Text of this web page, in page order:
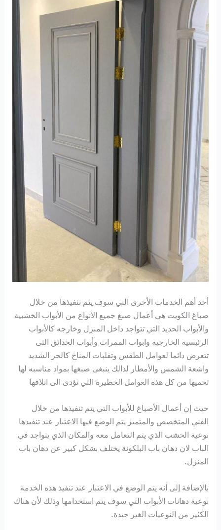
أحد أهم الخدمات الأخرى التي سوف يتم تنفيذها من خلال
صباغ الكويت هي أعمال صبغ جميع الأنواع من الأبواب الخشبية
والأبواب الحديد التي تتواجد داخل المنزل وخارجه كالأبواب
الرئيسيه الخارجيه وابواب الممرات وأبواب الحدائق التى
تتعرض دائما لعوامل الطقس وتقلبات المناخ كالحر الشديد
واشعة الشمس والأمطار لذالك ينبغى صبغها بمواد مناسبه لها
تحميها من كل هذه العوامل الخطيرة التي تؤدى الى اتلافها
حيث إن أعمال الأصباغ للأبواب التي يتم تنفيذها من خلال
الفني المتخصص والمتميز يتم الوضع فيها الاعتبار عند تنفيذها
نوعية الخشب الذي يتم التعامل معه والمكان الذي يتواجد في
الباب لان دهان باب البلكونة يختلف بشكل كبير عن دهان باب
المنزل.
بالإضافة إلى أنه يتم الوضع في الاعتبار عند تنفيذ هذه الخدمة
نوعية دهانات الأبواب التي سوف يتم استخدامها وذلك لأن هناك
الكثير من النوعيات الغير جيدة.